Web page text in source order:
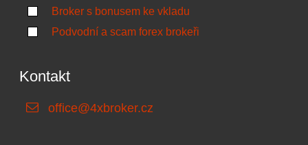
Broker s bonusem ke vkladu
Podvodní a scam forex brokeři
Kontakt
office@4xbroker.cz